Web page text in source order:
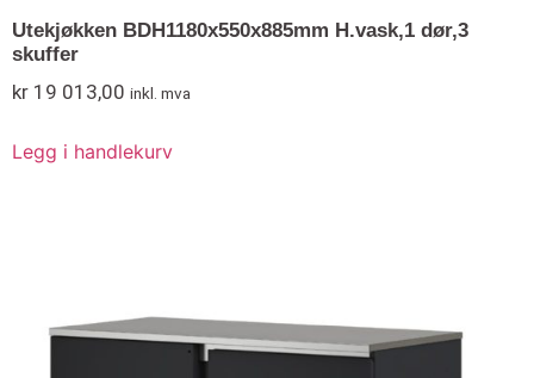
Utekjøkken BDH1180x550x885mm H.vask,1 dør,3
skuffer
kr 19 013,00 inkl. mva
Legg i handlekurv